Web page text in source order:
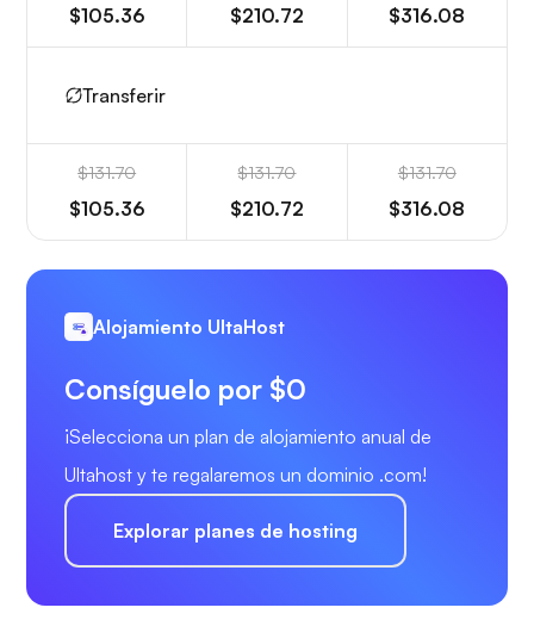
$105.36 $210.72 $316.08
Transferir
$131.70
$105.36
$131.70
$210.72
$131.70
$316.08
Alojamiento UltaHost
Consíguelo por $0
¡Selecciona un plan de alojamiento anual de
Ultahost y te regalaremos un dominio .com!
Explorar planes de hosting